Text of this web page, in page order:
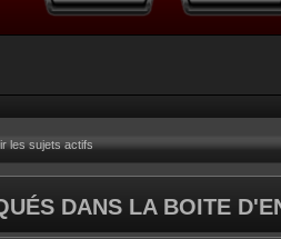
les sujets actifs
DANS LA BOITE